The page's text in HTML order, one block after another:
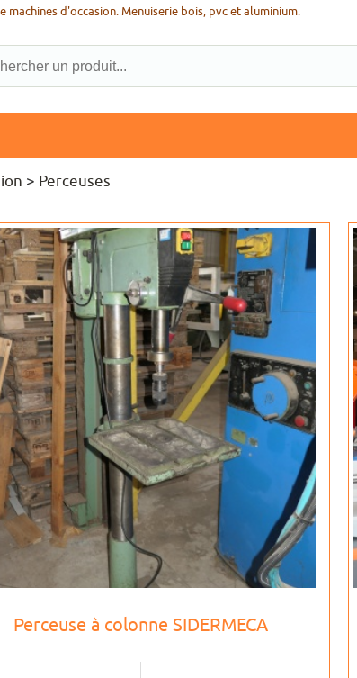
machines d'occasion. Menuiserie bois, pvc et aluminium.
> Perceuses
Perceuse à colonne SIDERMECA